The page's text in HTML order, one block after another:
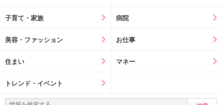
子育て・家族 病院
美容・ファッション お仕事
住まい マネー
トレンド・イベント